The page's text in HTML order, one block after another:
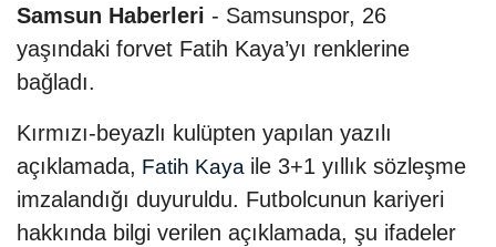
Samsun Haberleri - Samsunspor, 26
yaşındaki forvet Fatih Kaya’yı renklerine
bağladı.
Kırmızı-beyazlı kulüpten yapılan yazılı
açıklamada, Fatih Kaya ile 3+1 yıllık sözleşme
imzalandığı duyuruldu. Futbolcunun kariyeri
hakkında bilgi verilen açıklamada, şu ifadeler